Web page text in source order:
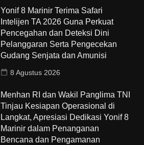
Yonif 8 Marinir Terima Safari
Intelijen TA 2026 Guna Perkuat
Pencegahan dan Deteksi Dini
Pelanggaran Serta Pengecekan
Gudang Senjata dan Amunisi
8 Agustus 2026
Menhan RI dan Wakil Panglima TNI
Tinjau Kesiapan Operasional di
Langkat, Apresiasi Dedikasi Yonif 8
Marinir dalam Penanganan
Bencana dan Pengamanan